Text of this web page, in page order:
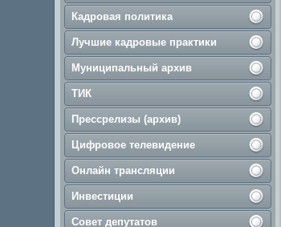
Кадровая политика
Лучшие кадровые практики
Муниципальный архив
ТИК
Прессрелизы (архив)
Цифровое телевидение
Онлайн трансляции
Инвестиции
Совет депутатов